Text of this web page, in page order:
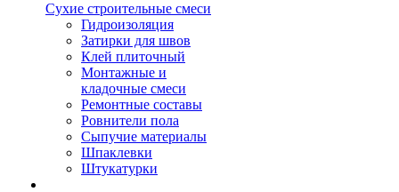
Сухие строительные смеси
Гидроизоляция
Затирки для швов
Клей плиточный
Монтажные и
кладочные смеси
Ремонтные составы
Ровнители пола
Сыпучие материалы
Шпаклевки
Штукатурки